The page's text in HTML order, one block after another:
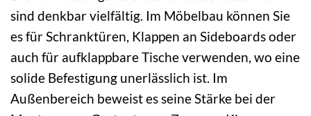
sind denkbar vielfältig. Im Möbelbau können Sie
es für Schranktüren, Klappen an Sideboards oder
auch für aufklappbare Tische verwenden, wo eine
solide Befestigung unerlässlich ist. Im
Außenbereich beweist es seine Stärke bei der